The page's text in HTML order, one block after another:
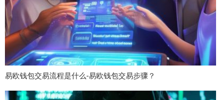
易欧钱包交易流程是什么-易欧钱包交易步骤？